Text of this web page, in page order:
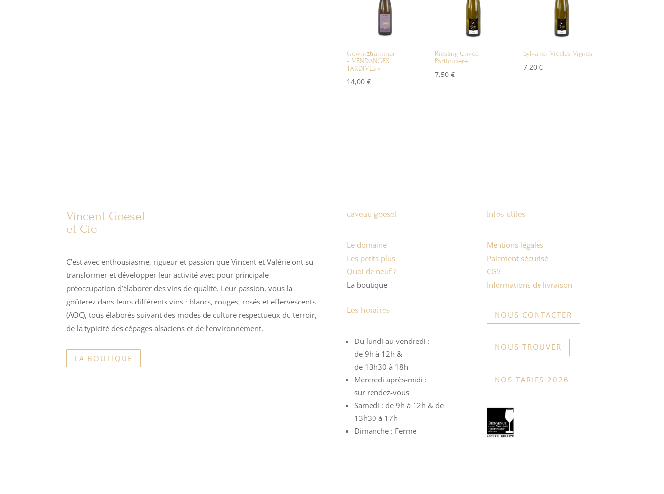
Gewurztraminer
« VENDANGES
TARDIVES »
14,00 €
Riesling Cuvée
Particulière
7,50€
Sylvaner Vieilles Vignes
7,20 €
Vincent Goesel
et Cie
C’est avec enthousiasme, rigueur et passion que Vincent et Valérie ont su
transformer et développer leur activité avec pour principale
préoccupation d’élaborer des vins de qualité. Leur passion, vous la
goûterez dans leurs différents vins : blancs, rouges, rosés et effervescents
(AOC), tous élaborés suivant des modes de culture respectueux du terroir,
de la typicité des cépages alsaciens et de l’environnement.
LA BOUTIQUE
caveau goesel
Le domaine
Les petits plus
Quoi de neuf ?
La boutique
Les horaires
Du lundi au vendredi :
de 9h à 12h &
de 13h30 à 18h
Mercredi après-midi :
sur rendez-vous
Samedi : de 9h à 12h & de
13h30 à 17h
Dimanche : Fermé
Infos utiles
Mentions légales
Paiement sécurisé
CGV
Informations de livraison
NOUS CONTACTER
NOUS TROUVER
NOS TARIFS 2026